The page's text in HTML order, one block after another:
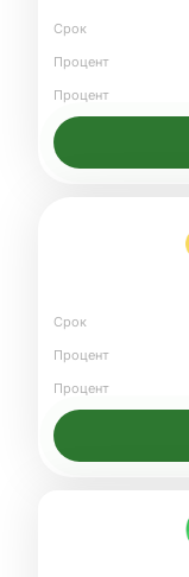
Срок
Процент
Процент
Срок
Процент
Процент